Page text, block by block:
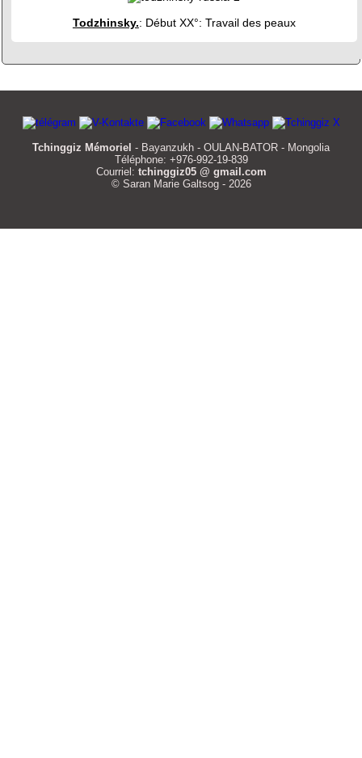
Todzhinsky.: Début XX°: Travail des peaux
Tchinggiz Mémoriel - Bayanzukh - OULAN-BATOR - Mongolia
Téléphone: +976-992-19-839
Courriel: tchinggiz05 @ gmail.com
© Saran Marie Galtsog - 2026